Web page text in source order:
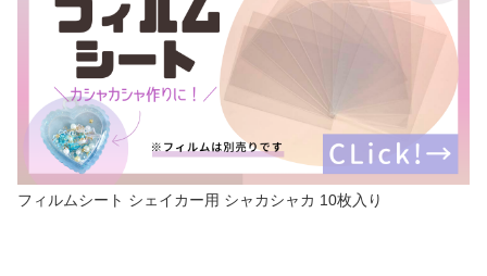
フィルムシート シェイカー用 シャカシャカ 10枚入り